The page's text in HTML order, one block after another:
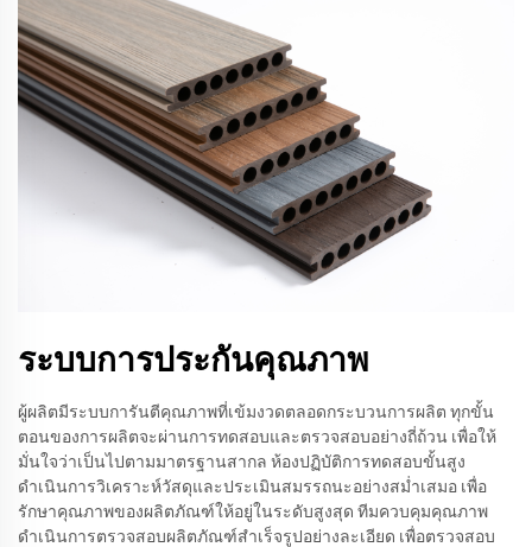
ระบบการประกันคุณภาพ
ผู้ผลิตมีระบบการันตีคุณภาพที่เข้มงวดตลอดกระบวนการผลิต ทุกขั้น
ตอนของการผลิตจะผ่านการทดสอบและตรวจสอบอย่างถี่ถ้วน เพื่อให้
มั่นใจว่าเป็นไปตามมาตรฐานสากล ห้องปฏิบัติการทดสอบขั้นสูง
ดำเนินการวิเคราะห์วัสดุและประเมินสมรรถนะอย่างสม่ำเสมอ เพื่อ
รักษาคุณภาพของผลิตภัณฑ์ให้อยู่ในระดับสูงสุด ทีมควบคุมคุณภาพ
ดำเนินการตรวจสอบผลิตภัณฑ์สำเร็จรูปอย่างละเอียด เพื่อตรวจสอบ